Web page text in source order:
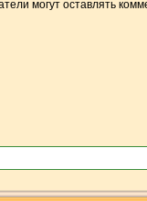
могут оставлять